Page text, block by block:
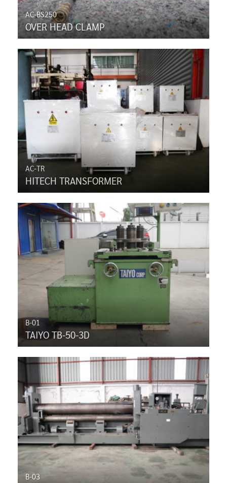
AC-BS250
OVER HEAD CLAMP
AC-TR
HITECH TRANSFORMER
B-01
TAIYO TB-50-3D
B-03